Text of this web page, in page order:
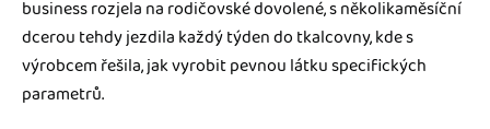
business rozjela na rodičovské dovolené, s několikaměsíční
dcerou tehdy jezdila každý týden do tkalcovny, kde s
výrobcem řešila, jak vyrobit pevnou látku specifických
parametrů.